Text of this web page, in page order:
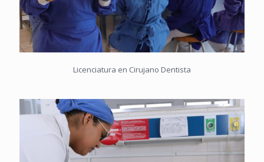
Licenciatura en Cirujano Dentista